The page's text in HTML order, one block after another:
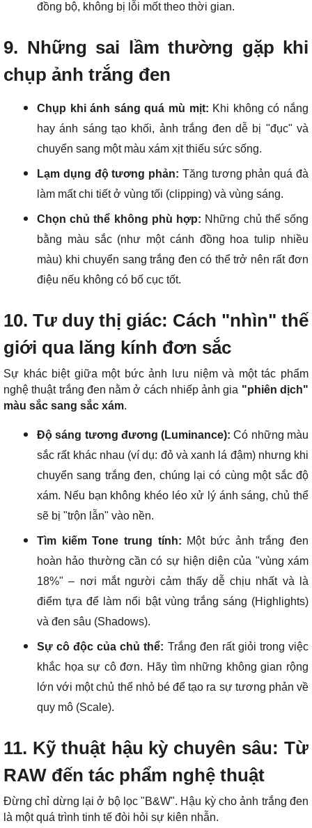
đồng bộ, không bị lỗi mốt theo thời gian.
9. Những sai lầm thường gặp khi
chụp ảnh trắng đen
Chụp khi ánh sáng quá mù mịt: Khi không có nắng
hay ánh sáng tạo khối, ảnh trắng đen dễ bị "đục" và
chuyển sang một màu xám xịt thiếu sức sống.
Lạm dụng độ tương phản: Tăng tương phản quá đà
làm mất chi tiết ở vùng tối (clipping) và vùng sáng.
Chọn chủ thể không phù hợp: Những chủ thể sống
bằng màu sắc (như một cánh đồng hoa tulip nhiều
màu) khi chuyển sang trắng đen có thể trở nên rất đơn
điệu nếu không có bố cục tốt.
10. Tư duy thị giác: Cách "nhìn" thế
giới qua lăng kính đơn sắc
Sự khác biệt giữa một bức ảnh lưu niệm và một tác phẩm
nghệ thuật trắng đen nằm ở cách nhiếp ảnh gia "phiên dịch"
màu sắc sang sắc xám.
Độ sáng tương đương (Luminance): Có những màu
sắc rất khác nhau (ví dụ: đỏ và xanh lá đậm) nhưng khi
chuyển sang trắng đen, chúng lại có cùng một sắc độ
xám. Nếu bạn không khéo léo xử lý ánh sáng, chủ thể
sẽ bị "trộn lẫn" vào nền.
Tìm kiếm Tone trung tính: Một bức ảnh trắng đen
hoàn hảo thường cần có sự hiện diện của "vùng xám
18%" – nơi mắt người cảm thấy dễ chịu nhất và là
điểm tựa để làm nổi bật vùng trắng sáng (Highlights)
và đen sâu (Shadows).
Sự cô độc của chủ thể: Trắng đen rất giỏi trong việc
khắc họa sự cô đơn. Hãy tìm những không gian rộng
lớn với một chủ thể nhỏ bé để tạo ra sự tương phản về
quy mô (Scale).
11. Kỹ thuật hậu kỳ chuyên sâu: Từ
RAW đến tác phẩm nghệ thuật
Đừng chỉ dừng lại ở bộ lọc "B&W". Hậu kỳ cho ảnh trắng đen
là một quá trình tinh tế đòi hỏi sự kiên nhẫn.